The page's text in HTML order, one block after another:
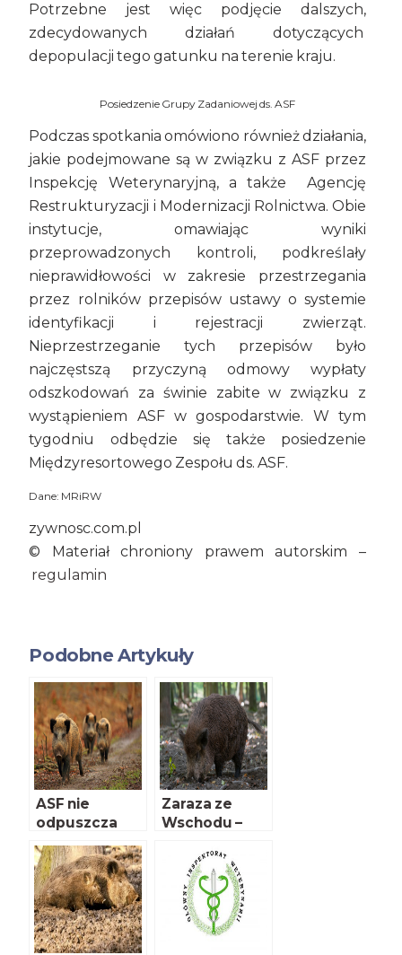
Potrzebne jest więc podjęcie dalszych,
zdecydowanych działań dotyczących
depopulacji tego gatunku na terenie kraju.
Posiedzenie Grupy Zadaniowej ds. ASF
Podczas spotkania omówiono również działania,
jakie podejmowane są w związku z ASF przez
Inspekcję Weterynaryjną, a także Agencję
Restrukturyzacji i Modernizacji Rolnictwa. Obie
instytucje, omawiając wyniki
przeprowadzonych kontroli, podkreślały
nieprawidłowości w zakresie przestrzegania
przez rolników przepisów ustawy o systemie
identyfikacji i rejestracji zwierząt.
Nieprzestrzeganie tych przepisów było
najczęstszą przyczyną odmowy wypłaty
odszkodowań za świnie zabite w związku z
wystąpieniem ASF w gospodarstwie. W tym
tygodniu odbędzie się także posiedzenie
Międzyresortowego Zespołu ds. ASF.
Dane: MRiRW
zywnosc.com.pl
© Materiał chroniony prawem autorskim –
regulamin
Podobne Artykuły
ASF nie
odpuszcza
Zaraza ze
Wschodu –
później